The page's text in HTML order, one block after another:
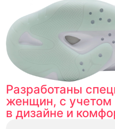
Разработаны
женщин, с учетом
в дизайне и